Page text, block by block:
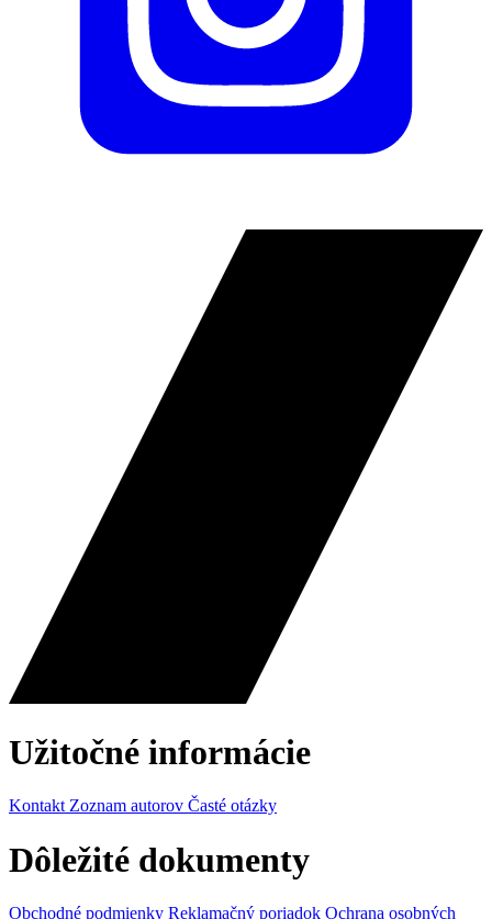
Užitočné informácie
Kontakt Zoznam autorov Časté otázky
Dôležité dokumenty
Obchodné podmienky Reklamačný poriadok Ochrana osobných